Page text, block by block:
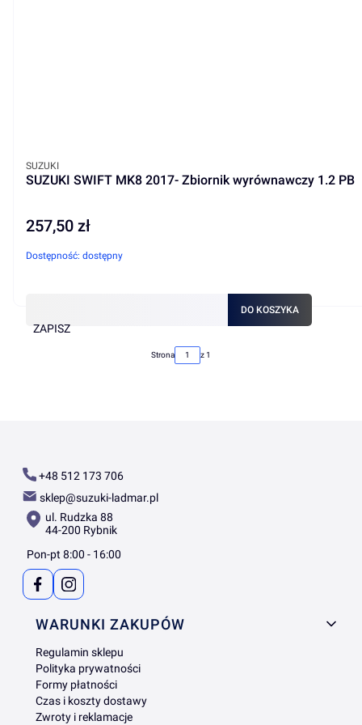
SUZUKI SWIFT MK8 2017- Zbiornik wyrównawczy 1.2 PB
PRODUCENT
SUZUKI
Cena
257,50 zł
Dostępność: dostępny
ZAPISZ
DO KOSZYKA
Strona z 1
+48 512 173 706
sklep@suzuki-ladmar.pl
ul. Rudzka 88
44-200 Rybnik
Pon-pt 8:00 - 16:00
Linki w stopce
WARUNKI ZAKUPÓW
Regulamin sklepu
Polityka prywatności
Formy płatności
Czas i koszty dostawy
Zwroty i reklamacje